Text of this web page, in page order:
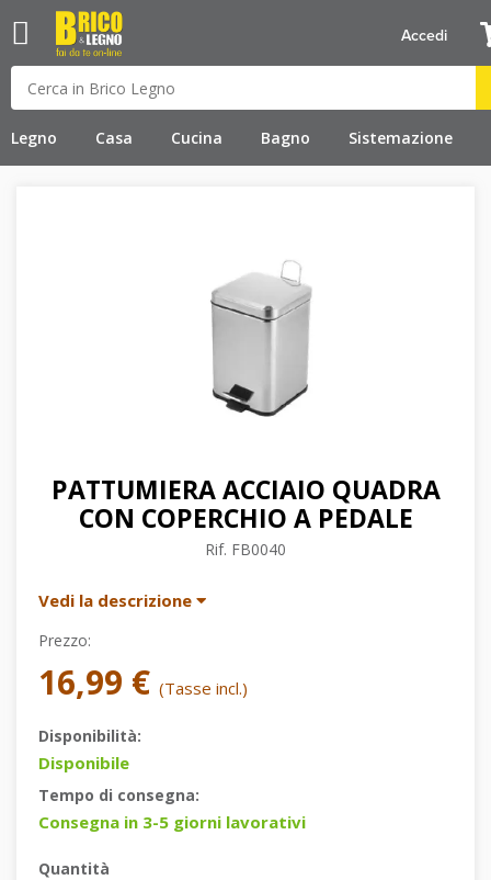
Legno Casa Cucina Bagno Sistemazione
Accedi
PATTUMIERA ACCIAIO QUADRA
CON COPERCHIO A PEDALE
Rif. FB0040
Vedi la descrizione
Prezzo:
16,99 € (Tasse incl.)
Disponibilità:
Disponibile
Tempo di consegna:
Consegna in 3-5 giorni lavorativi
Quantità